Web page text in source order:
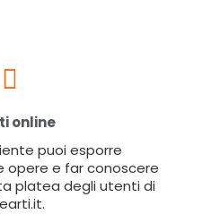
online
puoi esporre
e far conoscere
platea degli utenti di